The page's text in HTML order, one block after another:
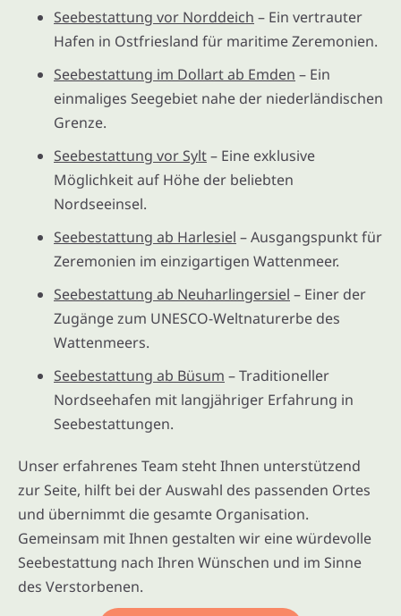
Seebestattung vor Norddeich – Ein vertrauter
Hafen in Ostfriesland für maritime Zeremonien.
Seebestattung im Dollart ab Emden – Ein
einmaliges Seegebiet nahe der niederländischen
Grenze.
Seebestattung vor Sylt– Eine exklusive
Möglichkeit auf Höhe der beliebten
Nordseeinsel.
Seebestattung ab Harlesiel – Ausgangspunkt für
Zeremonien im einzigartigen Wattenmeer.
Seebestattung ab Neuharlingersiel – Einer der
Zugänge zum UNESCO-Weltnaturerbe des
Wattenmeers.
Seebestattung ab Büsum – Traditioneller
Nordseehafen mit langjähriger Erfahrung in
Seebestattungen.
Unser erfahrenes Team steht Ihnen unterstützend
zur Seite, hilft bei der Auswahl des passenden Ortes
und übernimmt die gesamte Organisation.
Gemeinsam mit Ihnen gestalten wir eine würdevolle
Seebestattung nach Ihren Wünschen und im Sinne
des Verstorbenen.